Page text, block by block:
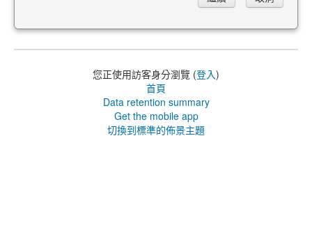
您正使用訪客身分瀏覽 (登入)
首頁
Data retention summary
Get the mobile app
切換到標準的佈景主題